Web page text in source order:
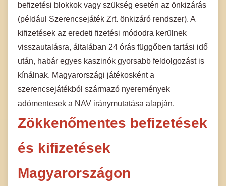
befizetési blokkok vagy szükség esetén az önkizárás
(például Szerencsejáték Zrt. önkizáró rendszer). A
kifizetések az eredeti fizetési módodra kerülnek
visszautalásra, általában 24 órás függőben tartási idő
után, habár egyes kaszinók gyorsabb feldolgozást is
kínálnak. Magyarországi játékosként a
szerencsejátékból származó nyeremények
adómentesek a NAV iránymutatása alapján.
Zökkenőmentes befizetések
és kifizetések
Magyarországon